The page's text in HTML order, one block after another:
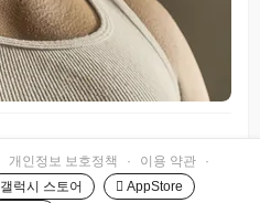
개인정보 보호정책 · 이용 약관
·
갤럭시 스토어  AppStore